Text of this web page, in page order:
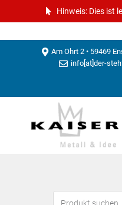
Hinweis: Dies ist
Am Ohrt 2 • 59469
info[at]der-